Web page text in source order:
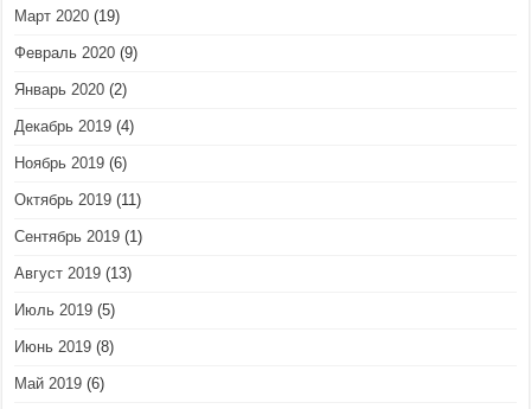
Март 2020 (19)
Февраль 2020 (9)
Январь 2020 (2)
Декабрь 2019 (4)
Ноябрь 2019 (6)
Октябрь 2019 (11)
Сентябрь 2019 (1)
Август 2019 (13)
Июль 2019 (5)
Июнь 2019 (8)
Май 2019 (6)